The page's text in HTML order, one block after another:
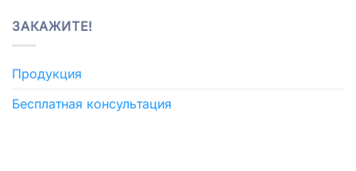
ЗАКАЖИТЕ!
Продукция
Бесплатная консультация